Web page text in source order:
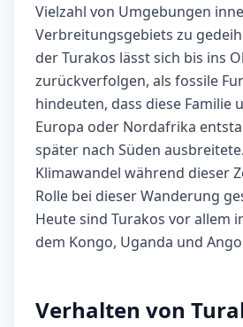
Vielzahl von Umgebungen
Verbreitungsgebiets zu
der Turakos lässt sich bis ins
zurückverfolgen, als fossile
hindeuten, dass diese Familie
Europa oder Nordafrika
später nach Süden
Klimawandel während dieser
Rolle bei dieser Wanderung
Heute sind Turakos vor allem
dem Kongo, Uganda und
Verhalten von